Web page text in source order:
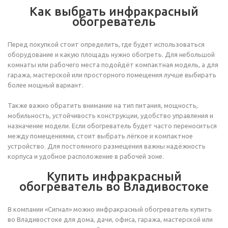
Как выбрать инфракрасный
обогреватель
Перед покупкой стоит определить, где будет использоваться
оборудование и какую площадь нужно обогреть. Для небольшой
комнаты или рабочего места подойдёт компактная модель, а для
гаража, мастерской или просторного помещения лучше выбирать
более мощный вариант.
Также важно обратить внимание на тип питания, мощность,
мобильность, устойчивость конструкции, удобство управления и
назначение модели. Если обогреватель будет часто переноситься
между помещениями, стоит выбрать лёгкое и компактное
устройство. Для постоянного размещения важны надёжность
корпуса и удобное расположение в рабочей зоне.
Купить инфракрасный
обогреватель во Владивостоке
В компании «Сигнал» можно инфракрасный обогреватель купить
во Владивостоке для дома, дачи, офиса, гаража, мастерской или